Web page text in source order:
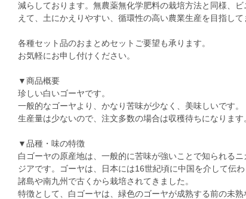
減らしております。無農薬無化学肥料の栽培方法と同様、
えて、土にかえりやすい、循環性の高い農業生産を目指して
各種セット品のおまとめセットご要望も承ります。
お気軽にお申し付けください。
▼商品概要
珍しい白いゴーヤです。
一般的なゴーヤより、かなり苦味が少なく、美味しいです。
生産量は少ないので、注文多数の場合は収穫待ちになります
▼品種・味の特徴
白ゴーヤの原産地は、一般的に苦味が強いことで知られる
ジアです。ゴーヤは、日本には16世紀頃に中国を介して伝
諸島や南九州で古くから栽培されてきました。
特徴として、白ゴーヤは、緑色のゴーヤが成熟する前の未